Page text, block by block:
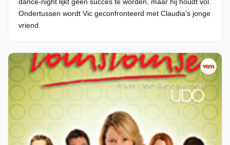
Ondertussen wordt Vic geconfronteerd met Claudia's jonge
vriend.